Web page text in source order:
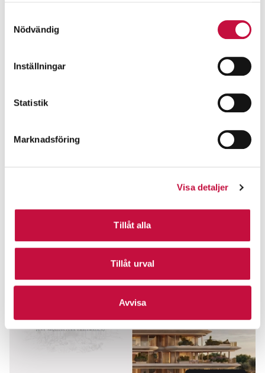
Nödvändig
Inställningar
Statistik
Marknadsföring
Visa detaljer
Tillåt alla
Tillåt urval
Avvisa